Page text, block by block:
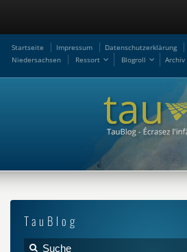
Startseite Impressum Datenschutzerklärung
Niedersachsen
Ressort Blogroll Archiv
TauBlog